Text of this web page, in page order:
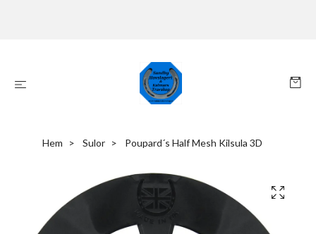
Hem Sulor Poupard´s Half Mesh Kilsula 3D